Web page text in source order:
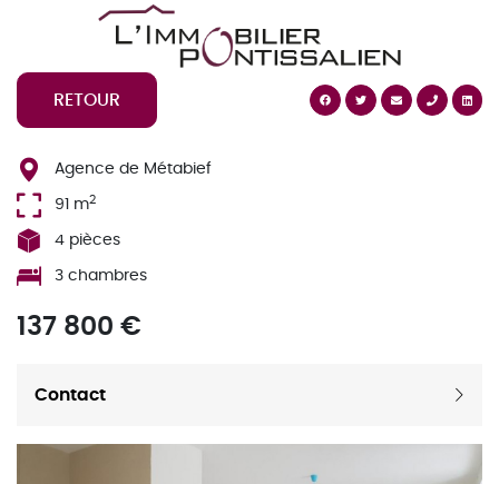
RETOUR
Agence de Métabief
91 m2
4 pièces
3 chambres
137 800 €
Contact
Cookies management panel